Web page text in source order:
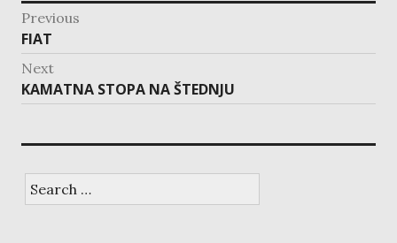
post
navigation
Previous
Previous
post:
FIAT
Next
Next
post:
KAMATNA STOPA NA ŠTEDNJU
for: